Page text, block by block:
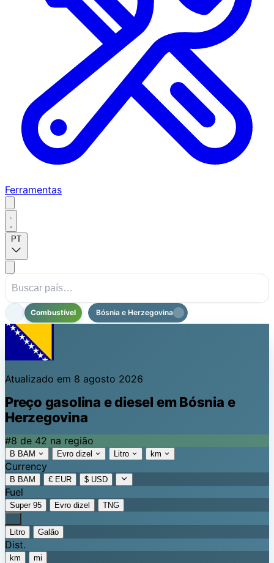
Ferramentas
PT
Combustível Bósnia e Herzegovina
Atualizado em 8 agosto 2026
Preço gasolina e diesel em Bósnia e
Herzegovina
#8 de 42 na região
B BAM Evro dizel Litro km
Currency
B BAM € EUR $ USD
Fuel
Super 95 Evro dizel TNG
Litro Galão
Dist.
km mi